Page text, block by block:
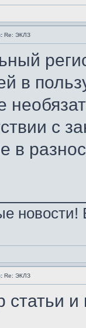
Re: ЭКЛЗ
в
с
в
новости!
Re: ЭКЛЗ
и